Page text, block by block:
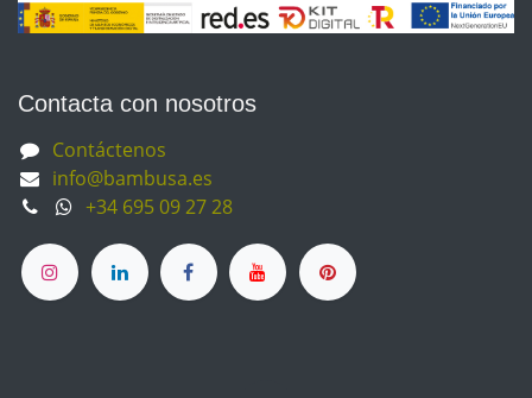
Contacta con nosotros
Contáctenos
info@bambusa.es
+34 695 09 27 28